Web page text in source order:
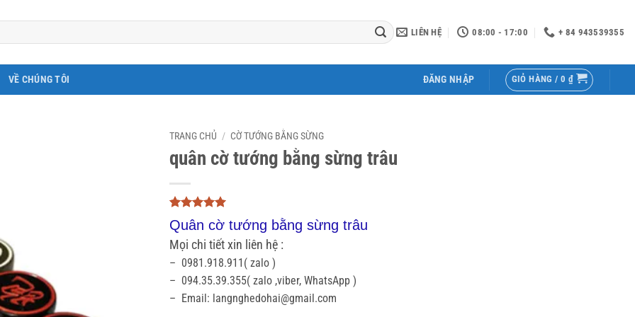
LIÊN HỆ 08:00 - 17:00 + 84 943539355
VỀ CHÚNG TÔI ĐĂNG NHẬP GIỎ HÀNG / 0 ₫
TRANG CHỦ / CỜ TƯỚNG BẰNG SỪNG
quân cờ tướng bằng sừng trâu
5trên 5
dựa trên
3
đánh giá
Quân cờ tướng bằng sừng trâu
Mọi chi tiết xin liên hệ :
– 0981.918.911( zalo )
– 094.35.39.355( zalo ,viber, WhatsApp )
– Email: langnghedohai@gmail.com